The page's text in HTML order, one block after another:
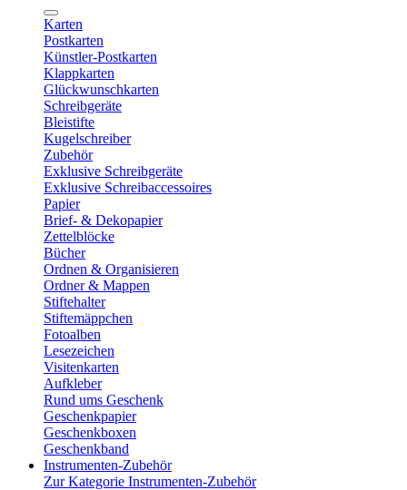
Karten
Postkarten
Künstler-Postkarten
Klappkarten
Glückwunschkarten
Schreibgeräte
Bleistifte
Kugelschreiber
Zubehör
Exklusive Schreibgeräte
Exklusive Schreibaccessoires
Papier
Brief- & Dekopapier
Zettelblöcke
Bücher
Ordnen & Organisieren
Ordner & Mappen
Stiftehalter
Stiftemäppchen
Fotoalben
Lesezeichen
Visitenkarten
Aufkleber
Rund ums Geschenk
Geschenkpapier
Geschenkboxen
Geschenkband
Instrumenten-Zubehör
Zur Kategorie Instrumenten-Zubehör